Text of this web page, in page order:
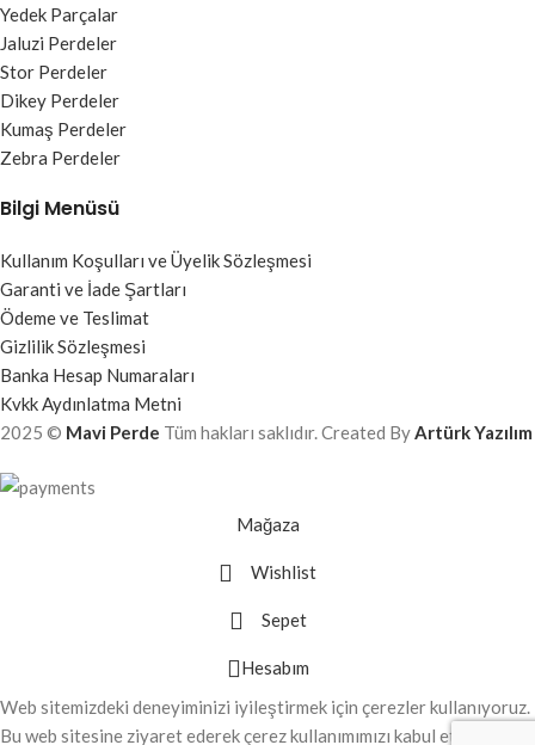
Yedek Parçalar
Jaluzi Perdeler
Stor Perdeler
Dikey Perdeler
Kumaş Perdeler
Zebra Perdeler
Bilgi Menüsü
Kullanım Koşulları ve Üyelik Sözleşmesi
Garanti ve İade Şartları
Ödeme ve Teslimat
Gizlilik Sözleşmesi
Banka Hesap Numaraları
Kvkk Aydınlatma Metni
2025 © Mavi Perde Tüm hakları saklıdır. Created ByArtürk Yazılım
Mağaza
Wishlist
Sepet
Hesabım
Web sitemizdeki deneyiminizi iyileştirmek için çerezler kullanıyoruz.
Bu web sitesine ziyaret ederek çerez kullanımımızı kabul etmiş